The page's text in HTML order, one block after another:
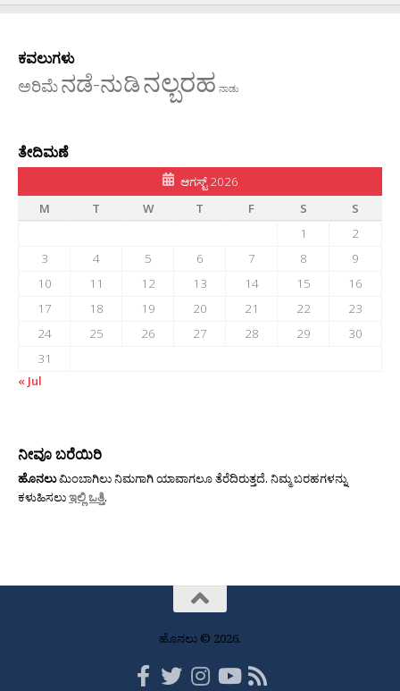
ಕವಲುಗಳು
ಅರಿಮೆನಡೆ-ನುಡಿನಲ್ಬರಹ ನಾಡು
ತೇದಿಮಣೆ
ಆಗಸ್ಟ್ 2026
M
T W T F S
S
1
2
3
4 5 6 7 8
9
10
11 12 13 14 15
16
17
18 19 20 21 22
23
24
25 26 27 28 29
30
31
« Jul
ನೀವೂ ಬರೆಯಿರಿ
ಹೊನಲುಮಿಂಬಾಗಿಲು ನಿಮಗಾಗಿ ಯಾವಾಗಲೂ ತೆರೆದಿರುತ್ತದೆ. ನಿಮ್ಮ ಬರಹಗಳನ್ನು
ಕಳುಹಿಸಲುಇಲ್ಲಿ ಒತ್ತಿ.
ಹೊನಲು © 2026.